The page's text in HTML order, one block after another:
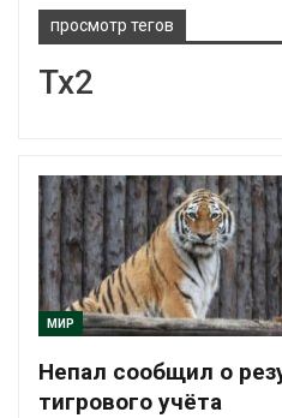
просмотр тегов
Tx2
МИР
Непал сообщил о
тигрового учёта